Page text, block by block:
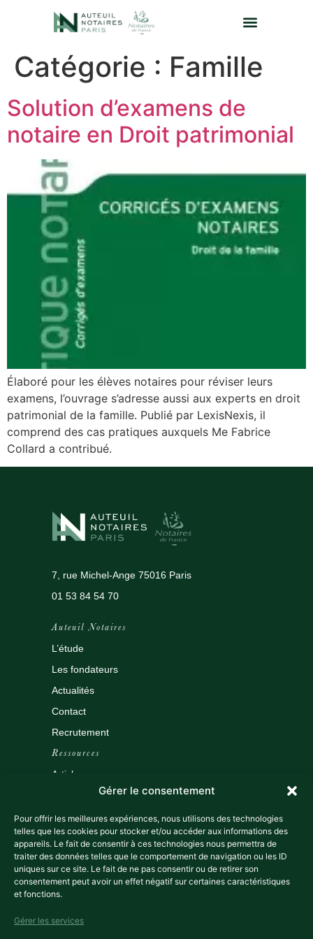
Gérer le consentement
Pour offrir les meilleures expériences, nous utilisons des technologies
telles que les cookies pour stocker et/ou accéder aux informations des
appareils. Le fait de consentir à ces technologies nous permettra de
traiter des données telles que le comportement de navigation ou les ID
uniques sur ce site. Le fait de ne pas consentir ou de retirer son
consentement peut avoir un effet négatif sur certaines caractéristiques
et fonctions.
Gérer les services
Catégorie : Famille
Solution d’examens de
notaire en Droit patrimonial
Élaboré pour les élèves notaires pour réviser leurs
examens, l’ouvrage s’adresse aussi aux experts en droit
patrimonial de la famille. Publié par LexisNexis, il
comprend des cas pratiques auxquels Me Fabrice
Collard a contribué.
7, rue Michel-Ange 75016 Paris
01 53 84 54 70
Auteuil Notaires
L’étude
Les fondateurs
Actualités
Contact
Recrutement
Ressources
Articles
Tarifs
Espace client
Data room
Légal
Mentions légales
Politique de confidentialité